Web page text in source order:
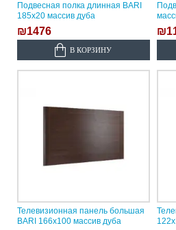
Подвесная полка длинная BARI
185х20 массив дуба
₪1476
В КОРЗИНУ
Телевизионная панель большая
BARI 166х100 массив дуба